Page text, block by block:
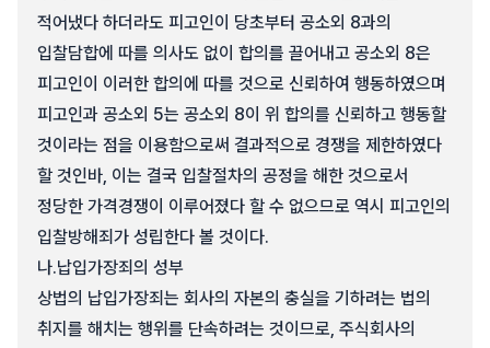
적어냈다 하더라도 피고인이 당초부터 공소외 8과의
입찰담합에 따를 의사도 없이 합의를 끌어내고 공소외 8은
피고인이 이러한 합의에 따를 것으로 신뢰하여 행동하였으며
피고인과 공소외 5는 공소외 8이 위 합의를 신뢰하고 행동할
것이라는 점을 이용함으로써 결과적으로 경쟁을 제한하였다
할 것인바, 이는 결국 입찰절차의 공정을 해한 것으로서
정당한 가격경쟁이 이루어졌다 할 수 없으므로 역시 피고인의
입찰방해죄가 성립한다 볼 것이다.
나.납입가장죄의 성부
상법의 납입가장죄는 회사의 자본의 충실을 기하려는 법의
취지를 해치는 행위를 단속하려는 것이므로, 주식회사의